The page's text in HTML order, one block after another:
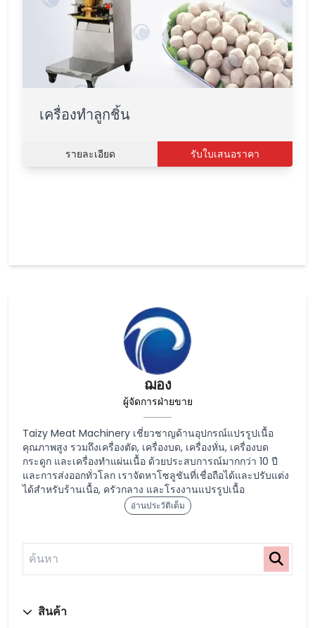
ฌอง
ผู้จัดการฝ่ายขาย
Taizy Meat Machinery เชี่ยวชาญด้านอุปกรณ์แปรรูปเนื้อ
คุณภาพสูง รวมถึงเครื่องตัด, เครื่องบด, เครื่องหั่น, เครื่องบด
กระดูก และเครื่องทำแผ่นเนื้อ ด้วยประสบการณ์มากกว่า 10 ปี
และการส่งออกทั่วโลก เราจัดหาโซลูชันที่เชื่อถือได้และปรับแต่ง
ได้สำหรับร้านเนื้อ, ครัวกลาง และโรงงานแปรรูปเนื้อ
อ่านประวัติเต็ม
สินค้า
เครื่องทำลูกชิ้น
รายละเอียด รับใบเสนอราคา